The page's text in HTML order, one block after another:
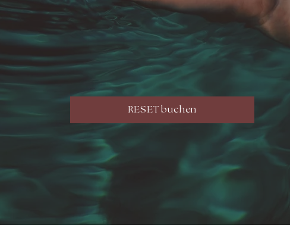
RESET buchen